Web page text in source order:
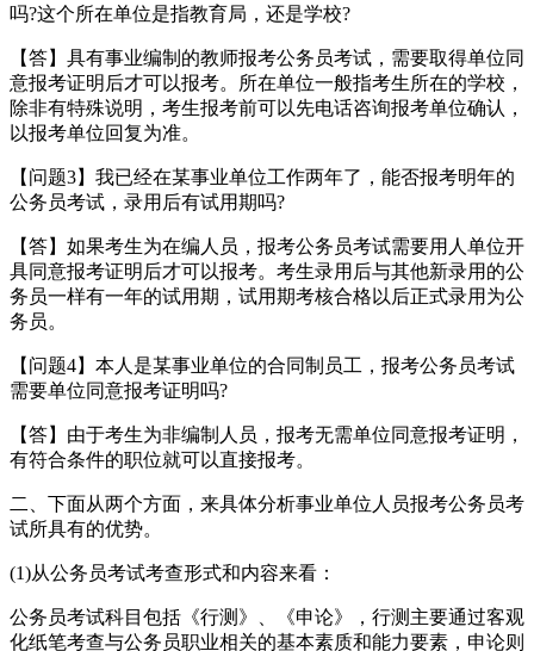
吗?这个所在单位是指教育局，还是学校?
【答】具有事业编制的教师报考公务员考试，需要取得单位同
意报考证明后才可以报考。所在单位一般指考生所在的学校，
除非有特殊说明，考生报考前可以先电话咨询报考单位确认，
以报考单位回复为准。
【问题3】我已经在某事业单位工作两年了，能否报考明年的
公务员考试，录用后有试用期吗?
【答】如果考生为在编人员，报考公务员考试需要用人单位开
具同意报考证明后才可以报考。考生录用后与其他新录用的公
务员一样有一年的试用期，试用期考核合格以后正式录用为公
务员。
【问题4】本人是某事业单位的合同制员工，报考公务员考试
需要单位同意报考证明吗?
【答】由于考生为非编制人员，报考无需单位同意报考证明，
有符合条件的职位就可以直接报考。
二、下面从两个方面，来具体分析事业单位人员报考公务员考
试所具有的优势。
(1)从公务员考试考查形式和内容来看：
公务员考试科目包括《行测》、《申论》，行测主要通过客观
化纸笔考查与公务员职业相关的基本素质和能力要素，申论则